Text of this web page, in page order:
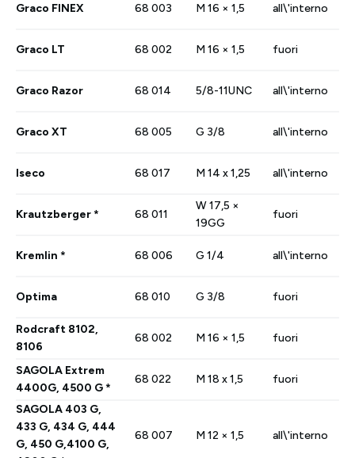
Graco FINEX 68 003 M 16 × 1,5 all\'interno
Graco LT 68 002 M 16 × 1,5 fuori
Graco Razor 68 014 5/8-11UNC all\'interno
Graco XT 68 005 G 3/8 all\'interno
Iseco 68 017 M 14 x 1,25 all\'interno
Krautzberger * 68 011
W 17,5 ×
19GG
fuori
Kremlin * 68 006 G 1/4 all\'interno
Optima 68 010 G 3/8 fuori
Rodcraft 8102,
8106
68 002 M 16 × 1,5 fuori
SAGOLA Extrem
4400G, 4500 G *
68 022 M 18 x 1,5 fuori
SAGOLA 403 G,
433 G, 434 G, 444
G, 450 G,4100 G,
68 007 M 12 × 1,5 all\'interno